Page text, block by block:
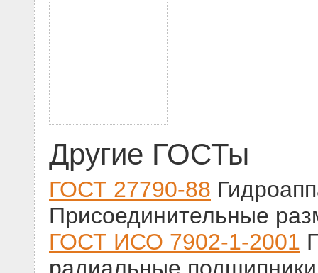
Другие ГОСТы
ГОСТ 27790-88
Присоединительные
ГОСТ ИСО 7902-1-2001